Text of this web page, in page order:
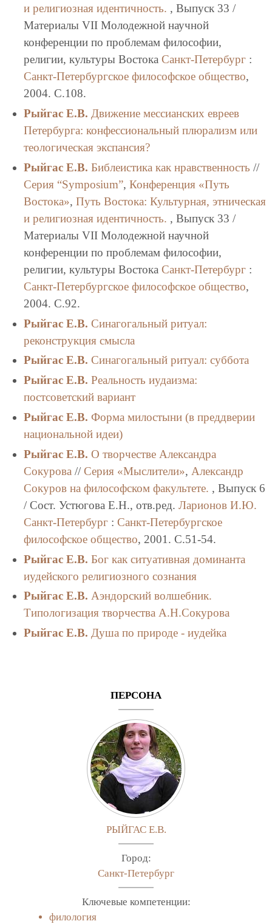
и религиозная идентичность. , Выпуск 33 /
Материалы VII Молодежной научной
конференции по проблемам философии,
религии, культуры Востока Санкт-Петербург:
Санкт-Петербургское философское общество,
2004. C.108.
Рыйгас Е.В. Движение мессианских евреев
Петербурга: конфессиональный плюрализм или
теологическая экспансия?
Рыйгас Е.В. Библеистика как нравственность //
Серия “Symposium”, Конференция «Путь
Востока», Путь Востока: Культурная, этническая
и религиозная идентичность. , Выпуск 33 /
Материалы VII Молодежной научной
конференции по проблемам философии,
религии, культуры Востока Санкт-Петербург:
Санкт-Петербургское философское общество,
2004. C.92.
Рыйгас Е.В. Синагогальный ритуал:
реконструкция смысла
Рыйгас Е.В. Синагогальный ритуал: суббота
Рыйгас Е.В. Реальность иудаизма:
постсоветский вариант
Рыйгас Е.В. Форма милостыни (в преддверии
национальной идеи)
Рыйгас Е.В. О творчестве Александра
Сокурова // Серия «Мыслители», Александр
Сокуров на философском факультете. , Выпуск 6
/ Сост. Устюгова Е.Н., отв.ред. Ларионов И.Ю.
Санкт-Петербург: Санкт-Петербургское
философское общество, 2001. C.51-54.
Рыйгас Е.В. Бог как ситуативная доминанта
иудейского религиозного сознания
Рыйгас Е.В. Аэндорский волшебник.
Типологизация творчества А.Н.Сокурова
Рыйгас Е.В. Душа по природе - иудейка
ПЕРСОНА
РЫЙГАС Е.В.
Город:
Санкт-Петербург
Ключевые компетенции:
филология